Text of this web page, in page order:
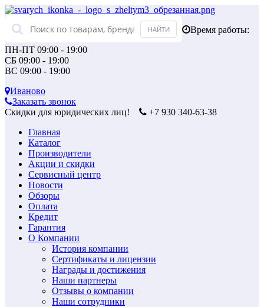
Время работы:
ПН-ПТ 09:00 - 19:00
СБ 09:00 - 19:00
ВС 09:00 - 19:00
Иваново
Заказать звонок
Скидки для юридических лиц!
+7 930 340-63-38
Главная
Каталог
Производители
Акции и скидки
Сервисный центр
Новости
Обзоры
Оплата
Кредит
Гарантия
О Компании
История компании
Сертификаты и лицензии
Награды и достижения
Наши партнеры
Отзывы о компании
Наши сотрудники